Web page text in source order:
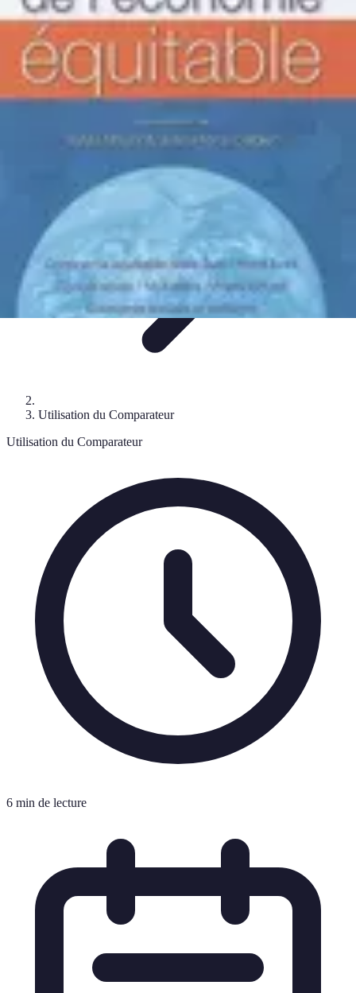
Comparateur MutuellePro
Guide d'utilisationComparateurs comparateur mutuelle proAstuces et
conseilsimpact des mutuelles pro
Comparateur MutuellePro
Utilisation du Comparateur
Utilisation du Comparateur
6 min de lecture